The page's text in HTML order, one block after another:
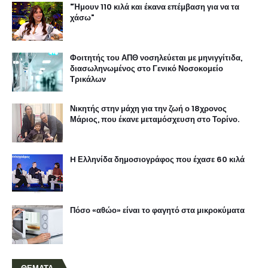
"Ήμουν 110 κιλά και έκανα επέμβαση για να τα
χάσω"
Φοιτητής του ΑΠΘ νοσηλεύεται με μηνιγγίτιδα,
διασωληνωμένος στο Γενικό Νοσοκομείο
Τρικάλων
Νικητής στην μάχη για την ζωή ο 18χρονος
Μάριος, που έκανε μεταμόσχευση στο Τορίνο.
H Ελληνίδα δημοσιογράφος που έχασε 60 κιλά
Πόσο «αθώο» είναι το φαγητό στα μικροκύματα